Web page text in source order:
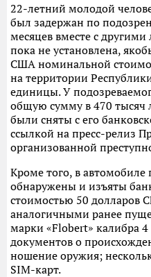
22-летний молодой
был задержан по
месяцев вместе с
пока не установлена,
США номинальной
на территории
единицы. У
общую сумму в 470 тысяч
были сняты с его
ссылкой на пресс-релиз
организованной
Кроме того, в
обнаружены и изъяты
стоимостью 50 долларов
аналогичными ранее
марки «Flobert» калибра
документов о
ношение оружия;
SIM-карт.